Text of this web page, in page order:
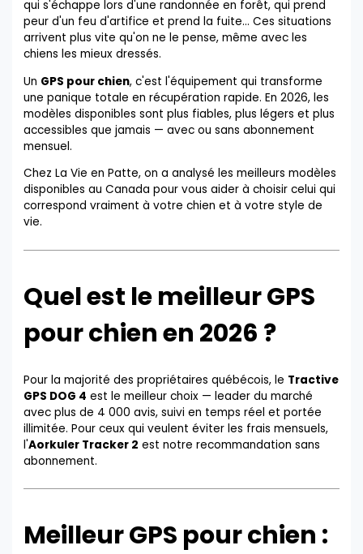
qui s'échappe lors d'une randonnée en forêt, qui prend
peur d'un feu d'artifice et prend la fuite... Ces situations
arrivent plus vite qu'on ne le pense, même avec les
chiens les mieux dressés.
Un GPS pour chien, c'est l'équipement qui transforme
une panique totale en récupération rapide. En 2026, les
modèles disponibles sont plus fiables, plus légers et plus
accessibles que jamais — avec ou sans abonnement
mensuel.
Chez La Vie en Patte, on a analysé les meilleurs modèles
disponibles au Canada pour vous aider à choisir celui qui
correspond vraiment à votre chien et à votre style de
vie.
Quel est le meilleur GPS
pour chien en 2026 ?
Pour la majorité des propriétaires québécois, le Tractive
GPS DOG 4 est le meilleur choix — leader du marché
avec plus de 4 000 avis, suivi en temps réel et portée
illimitée. Pour ceux qui veulent éviter les frais mensuels,
l'Aorkuler Tracker 2 est notre recommandation sans
abonnement.
Meilleur GPS pour chien :